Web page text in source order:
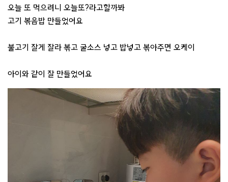
오늘 또 먹으려니 오늘또?라고할까봐
고기 볶음밥 만들었어요
불고기 잘게 잘라 볶고 굴소스 넣고 밥넣고 볶아주면 오케이
아이와 같이 잘 만들었어요